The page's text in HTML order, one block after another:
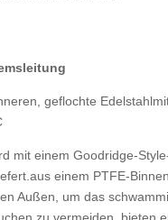
geflochte
mit einem Goodridge-
einem PTFE-
Außen, um das
zu vermeiden, bieten